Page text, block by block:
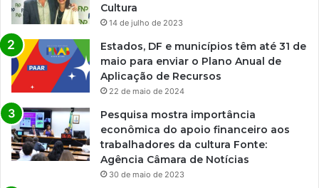
Cultura
14 de julho de 2023
Estados, DF e municípios têm até 31 de
maio para enviar o Plano Anual de
Aplicação de Recursos
22 de maio de 2024
Pesquisa mostra importância
econômica do apoio financeiro aos
trabalhadores da cultura Fonte:
Agência Câmara de Notícias
30 de maio de 2023